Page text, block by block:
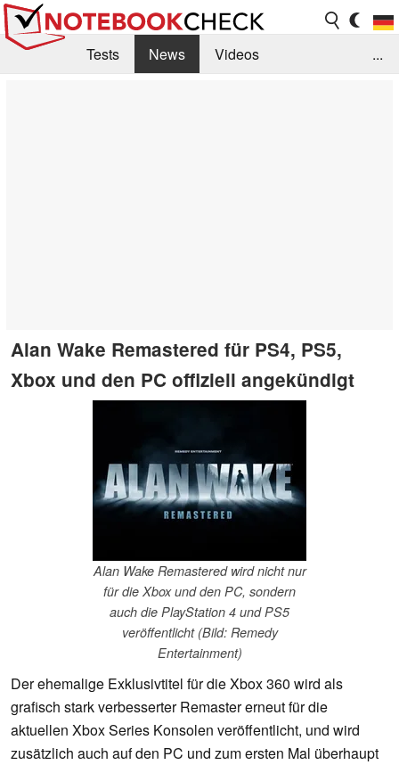
Tests News
Videos
...
Alan Wake Remastered für PS4, PS5,
Xbox und den PC offiziell angekündigt
Alan Wake Remastered wird nicht nur
für die Xbox und den PC, sondern
auch die PlayStation 4 und PS5
veröffentlicht (Bild: Remedy
Entertainment)
Der ehemalige Exklusivtitel für die Xbox 360 wird als
grafisch stark verbesserter Remaster erneut für die
aktuellen Xbox Series Konsolen veröffentlicht, und wird
zusätzlich auch auf den PC und zum ersten Mal überhaupt